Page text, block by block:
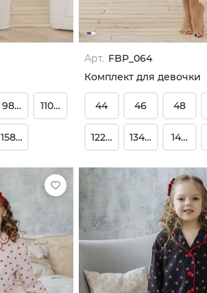
98-104 110-116
158-164
Арт. FBP_064
Комплект для девочки
44 46 48
122-128 134-140 146-152